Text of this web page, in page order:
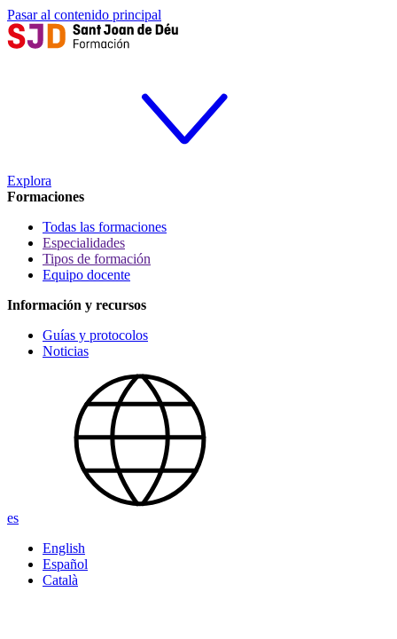
Pasar al contenido principal
Explora
Formaciones
Todas las formaciones
Especialidades
Tipos de formación
Equipo docente
Información y recursos
Guías y protocolos
Noticias
es
English
Español
Català